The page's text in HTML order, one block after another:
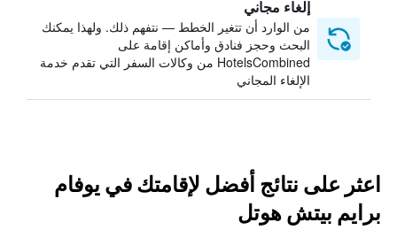
إلغاء مجاني
من الوارد أن تتغير الخطط — نتفهم ذلك. ولهذا يمكنك
البحث وحجز فنادق وأماكن إقامة على
HotelsCombined من وكالات السفر التي تقدم خدمة
الإلغاء المجاني
اعثر على نتائج أفضل لإقامتك في يوفام
برايم بيتش هوتل